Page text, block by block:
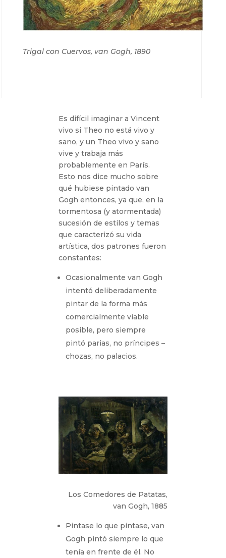
Trigal con Cuervos, van Gogh, 1890
Es difícil imaginar a Vincent
vivo si Theo no está vivo y
sano, y un Theo vivo y sano
vive y trabaja más
probablemente en París.
Esto nos dice mucho sobre
qué hubiese pintado van
Gogh entonces, ya que, en la
tormentosa (y atormentada)
sucesión de estilos y temas
que caracterizó su vida
artística, dos patrones fueron
constantes:
Ocasionalmente van Gogh
intentó deliberadamente
pintar de la forma más
comercialmente viable
posible, pero siempre
pintó parias, no príncipes –
chozas, no palacios.
Los Comedores de Patatas,
van Gogh, 1885
Pintase lo que pintase, van
Gogh pintó siempre lo que
tenía en frente de él. No